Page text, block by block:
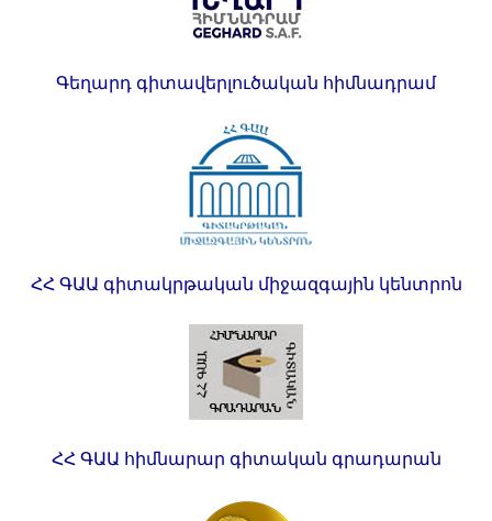
Գեղարդ գիտավերլուծական հիմնադրամ
ՀՀ ԳԱԱ գիտակրթական միջազգային կենտրոն
ՀՀ ԳԱԱ հիմնարար գիտական գրադարան